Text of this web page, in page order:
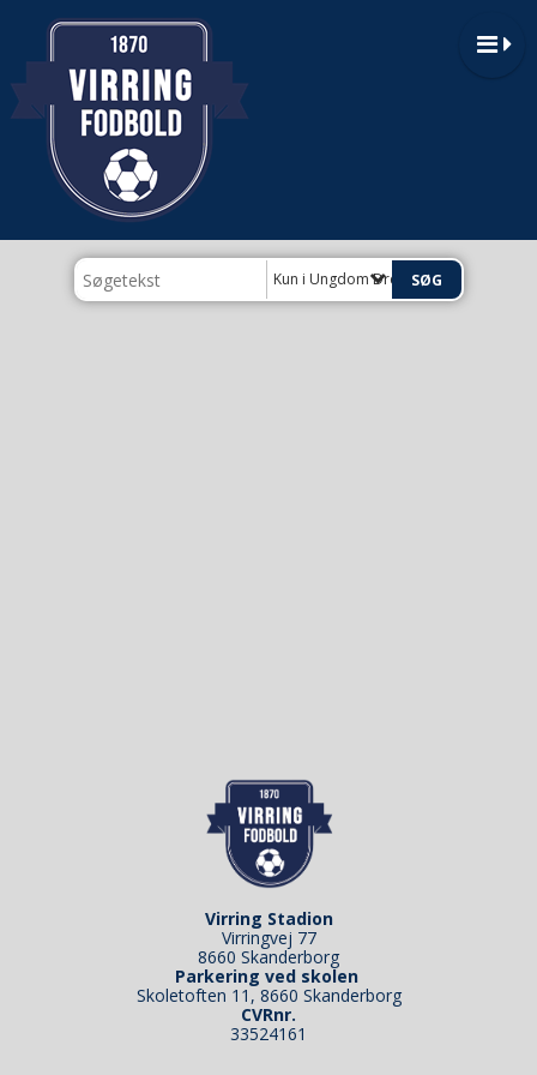
Kun i Ungdom Drenge
Virring Stadion
Virringvej 77
8660 Skanderborg
Parkering ved skolen
Skoletoften 11, 8660 Skanderborg
CVRnr.
33524161